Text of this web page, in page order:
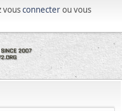
vousconnecterou vous